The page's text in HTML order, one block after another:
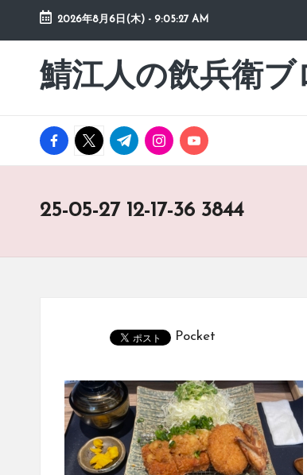
Skip
content
2026年8月6日(木) - 9:05:27 AM
鯖江人の飲兵衛ブ
日々
の
然
草
facebook.com
twitter.com
t.me instagram.com
youtube.com
25-05-27 12-17-36 3844
Pocket